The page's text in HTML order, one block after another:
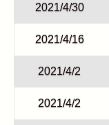
2021/4/30
2021/4/16
2021/4/2
2021/4/2